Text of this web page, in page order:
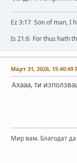
Ez 3:17 Son of man, I
Is 21:6 For thus hath
Март 31, 2026, 15:40:49
Ахааа, ти
Мир вам. Благодат